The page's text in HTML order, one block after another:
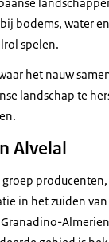
bodems, water
spelen.
het nauw
landschap te
Alvelal
in het zuiden